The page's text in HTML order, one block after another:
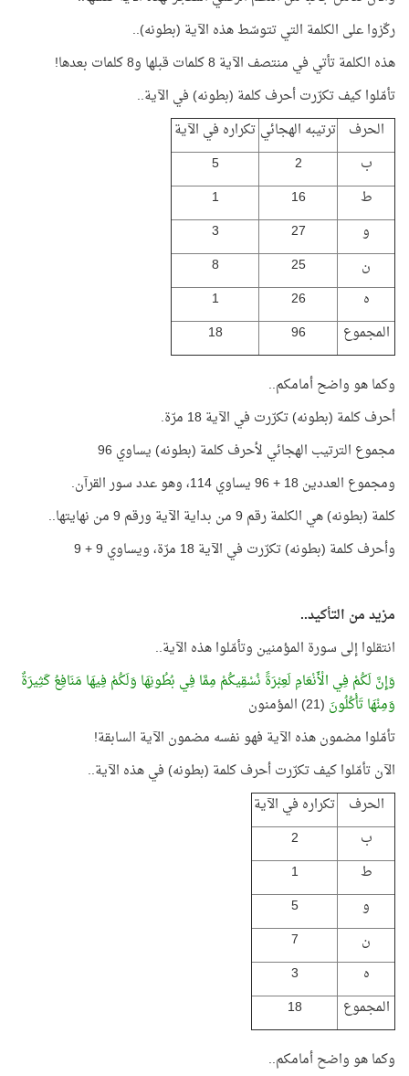
ركّزوا على الكلمة التي تتوسّط هذه الآية (بطونه)..
هذه الكلمة تأتي في منتصف الآية 8 كلمات قبلها و8 كلمات بعدها!
تأمّلوا كيف تكرّرت أحرف كلمة (بطونه) في الآية..
الحرف ترتيبه الهجائي تكراره في الآية
ب
2
5
ط
16
1
و
27
3
ن
25
8
ه
26
1
المجموع
96
18
وكما هو واضح أمامكم..
أحرف كلمة (بطونه) تكرّرت في الآية 18 مرّة.
مجموع الترتيب الهجائي لأحرف كلمة (بطونه) يساوي 96
ومجموع العددين 18 + 96 يساوي 114، وهو عدد سور القرآن.
كلمة (بطونه) هي الكلمة رقم 9 من بداية الآية ورقم 9 من نهايتها..
وأحرف كلمة (بطونه) تكرّرت في الآية 18 مرّة، ويساوي 9 + 9
مزيد من التأكيد..
انتقلوا إلى سورة المؤمنين وتأمّلوا هذه الآية..
وَإِنَّ لَكُمْ فِي الْأَنْعَامِ لَعِبْرَةً نُسْقِيكُمْ مِمَّا فِي بُطُونِهَا وَلَكُمْ فِيهَا مَنَافِعُ كَثِيرَةٌ
وَمِنْهَا تَأْكُلُونَ (21) المؤمنون
تأمّلوا مضمون هذه الآية فهو نفسه مضمون الآية السابقة!
الآن تأمّلوا كيف تكرّرت أحرف كلمة (بطونه) في هذه الآية..
الحرف تكراره في الآية
ب
2
ط
1
و
5
ن
7
ه
3
المجموع
18
وكما هو واضح أمامكم..